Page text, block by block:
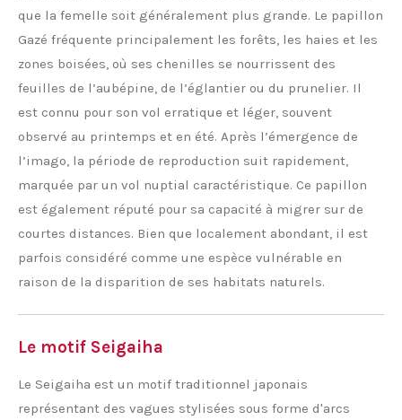
que la femelle soit généralement plus grande. Le papillon
Gazé fréquente principalement les forêts, les haies et les
zones boisées, où ses chenilles se nourrissent des
feuilles de l’aubépine, de l’églantier ou du prunelier. Il
est connu pour son vol erratique et léger, souvent
observé au printemps et en été. Après l’émergence de
l’imago, la période de reproduction suit rapidement,
marquée par un vol nuptial caractéristique. Ce papillon
est également réputé pour sa capacité à migrer sur de
courtes distances. Bien que localement abondant, il est
parfois considéré comme une espèce vulnérable en
raison de la disparition de ses habitats naturels.
Le motif Seigaiha
Le Seigaiha est un motif traditionnel japonais
représentant des vagues stylisées sous forme d'arcs